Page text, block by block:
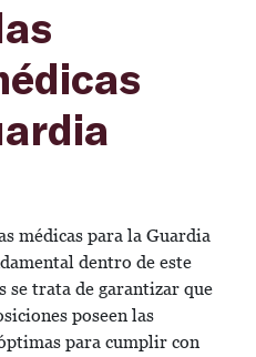
médicas para la Guardia
dentro de este
se trata de garantizar que
poseen las
para cumplir con